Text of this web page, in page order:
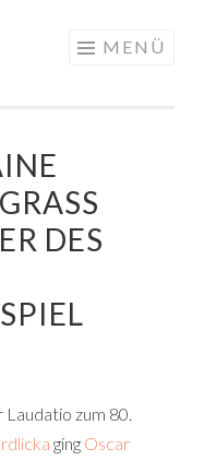
MENÜ
DES
Laudatio zum 80.
ging Oscar